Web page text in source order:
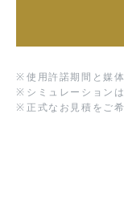
※ 使用許諾期間と媒
※ シミュレーション
※ 正式なお見積をご